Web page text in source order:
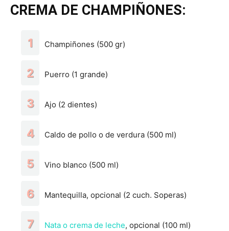
CREMA DE CHAMPIÑONES:
Champiñones (500 gr)
Puerro (1 grande)
Ajo (2 dientes)
Caldo de pollo o de verdura (500 ml)
Vino blanco (500 ml)
Mantequilla, opcional (2 cuch. Soperas)
Nata o crema de leche, opcional (100 ml)